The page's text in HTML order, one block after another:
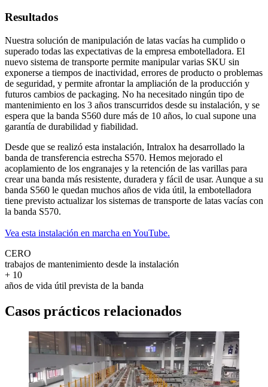
Resultados
Nuestra solución de manipulación de latas vacías ha cumplido o
superado todas las expectativas de la empresa embotelladora. El
nuevo sistema de transporte permite manipular varias SKU sin
exponerse a tiempos de inactividad, errores de producto o problemas
de seguridad, y permite afrontar la ampliación de la producción y
futuros cambios de packaging. No ha necesitado ningún tipo de
mantenimiento en los 3 años transcurridos desde su instalación, y se
espera que la banda S560 dure más de 10 años, lo cual supone una
garantía de durabilidad y fiabilidad.
Desde que se realizó esta instalación, Intralox ha desarrollado la
banda de transferencia estrecha S570. Hemos mejorado el
acoplamiento de los engranajes y la retención de las varillas para
crear una banda más resistente, duradera y fácil de usar. Aunque a su
banda S560 le quedan muchos años de vida útil, la embotelladora
tiene previsto actualizar los sistemas de transporte de latas vacías con
la banda S570.
Vea esta instalación en marcha en YouTube.
CERO
trabajos de mantenimiento desde la instalación
+ 10
años de vida útil prevista de la banda
Casos prácticos relacionados